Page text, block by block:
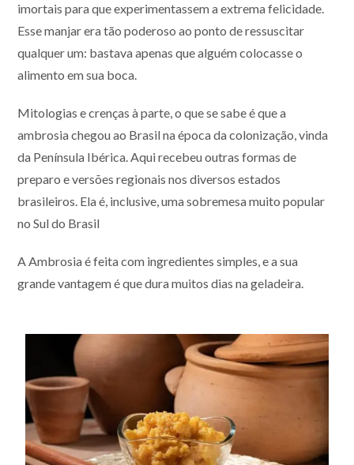
imortais para que experimentassem a extrema felicidade.
Esse manjar era tão poderoso ao ponto de ressuscitar
qualquer um: bastava apenas que alguém colocasse o
alimento em sua boca.
Mitologias e crenças à parte, o que se sabe é que a
ambrosia chegou ao Brasil na época da colonização, vinda
da Península Ibérica. Aqui recebeu outras formas de
preparo e versões regionais nos diversos estados
brasileiros. Ela é, inclusive, uma sobremesa muito popular
no Sul do Brasil
A Ambrosia é feita com ingredientes simples, e a sua
grande vantagem é que dura muitos dias na geladeira.